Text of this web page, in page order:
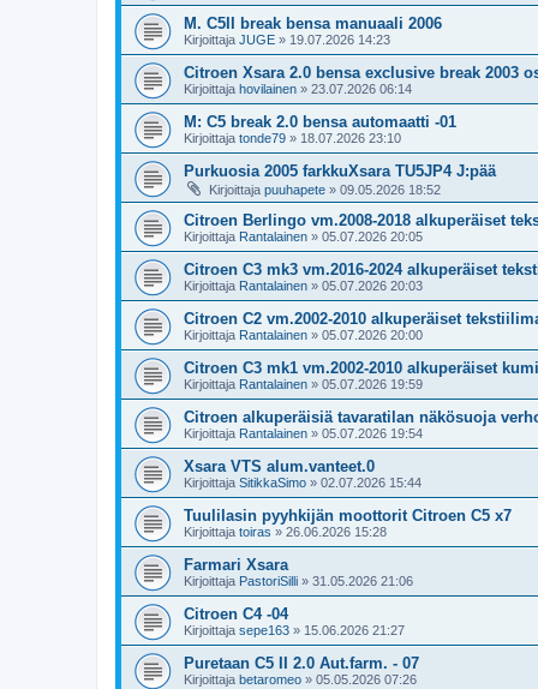
M. C5II break bensa manuaali 2006
Kirjoittaja JUGE » 19.07.2026 14:23
Citroen Xsara 2.0 bensa exclusive break 2003
Kirjoittaja hovilainen » 23.07.2026 06:14
M: C5 break 2.0 bensa automaatti -01
Kirjoittaja tonde79 » 18.07.2026 23:10
Purkuosia 2005 farkkuXsara TU5JP4 J:pää
Kirjoittaja puuhapete » 09.05.2026 18:52
Citroen Berlingo vm.2008-2018 alkuperäiset
Kirjoittaja Rantalainen » 05.07.2026 20:05
Citroen C3 mk3 vm.2016-2024 alkuperäiset
Kirjoittaja Rantalainen » 05.07.2026 20:03
Citroen C2 vm.2002-2010 alkuperäiset
Kirjoittaja Rantalainen » 05.07.2026 20:00
Citroen C3 mk1 vm.2002-2010 alkuperäiset
Kirjoittaja Rantalainen » 05.07.2026 19:59
Citroen alkuperäisiä tavaratilan näkösuoja
Kirjoittaja Rantalainen » 05.07.2026 19:54
Xsara VTS alum.vanteet.0
Kirjoittaja SitikkaSimo » 02.07.2026 15:44
Tuulilasin pyyhkijän moottorit Citroen C5 x7
Kirjoittaja toiras » 26.06.2026 15:28
Farmari Xsara
Kirjoittaja PastoriSilli » 31.05.2026 21:06
Citroen C4 -04
Kirjoittaja sepe163 » 15.06.2026 21:27
Puretaan C5 II 2.0 Aut.farm. - 07
Kirjoittaja betaromeo » 05.05.2026 07:26